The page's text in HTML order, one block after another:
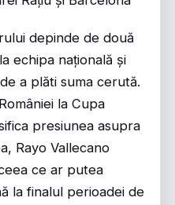
depinde de două
echipa națională și
a plăti suma cerută.
la Cupa
presiunea asupra
Rayo Vallecano
ce ar putea
la finalul perioadei de